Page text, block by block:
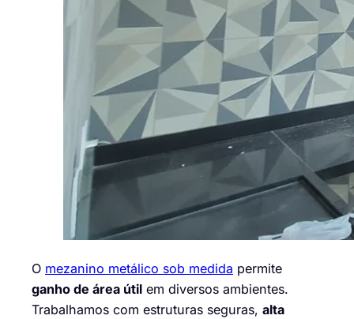
O mezanino metálico sob medida permite
ganho de área útil em diversos ambientes.
Trabalhamos com estruturas seguras, alta